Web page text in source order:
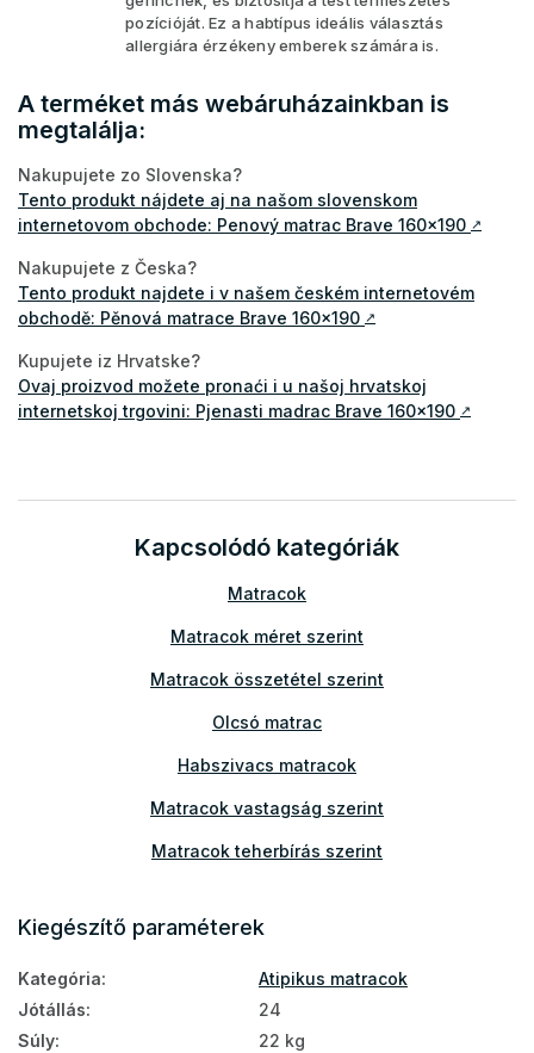
pozícióját. Ez a habtípus ideális választás
allergiára érzékeny emberek számára is.
A terméket más webáruházainkban is
megtalálja:
Nakupujete zo Slovenska?
Tento produkt nájdete aj na našom slovenskom
internetovom obchode: Penový matrac Brave 160x190 ↗
Nakupujete z Česka?
Tento produkt najdete i v našem českém internetovém
obchodě: Pěnová matrace Brave 160x190 ↗
Kupujete iz Hrvatske?
Ovaj proizvod možete pronaći i u našoj hrvatskoj
internetskoj trgovini: Pjenasti madrac Brave 160x190 ↗
Kapcsolódó kategóriák
Matracok
Matracok méret szerint
Matracok összetétel szerint
Olcsó matrac
Habszivacs matracok
Matracok vastagság szerint
Matracok teherbírás szerint
Aloe Vera matracok
PUR hab matracok
Legnépszerűbb matracok
Kiegészítő paraméterek
Kategória:
Atipikus matracok
Jótállás:
24
Súly:
22 kg